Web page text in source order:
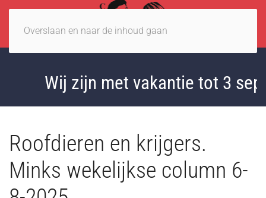
Overslaan en naar de inhoud gaan
Wij zijn met vakantie tot 3
Roofdieren en krijgers.
Minks wekelijkse column 6-